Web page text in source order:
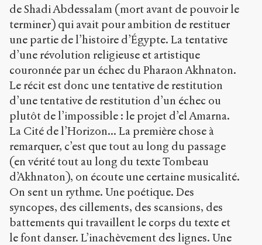
de Shadi Abdessalam (mort avant de pouvoir le
terminer) qui avait pour ambition de restituer
une partie de l’histoire d’Égypte. La tentative
d’une révolution religieuse et artistique
couronnée par un échec du Pharaon Akhnaton.
Le récit est donc une tentative de restitution
d’une tentative de restitution d’un échec ou
plutôt de l’impossible : le projet d’el Amarna.
La Cité de l’Horizon... La première chose à
remarquer, c’est que tout au long du passage
(en vérité tout au long du texte Tombeau
d’Akhnaton), on écoute une certaine musicalité.
On sent un rythme. Une poétique. Des
syncopes, des cillements, des scansions, des
battements qui travaillent le corps du texte et
le font danser. L’inachèvement des lignes. Une